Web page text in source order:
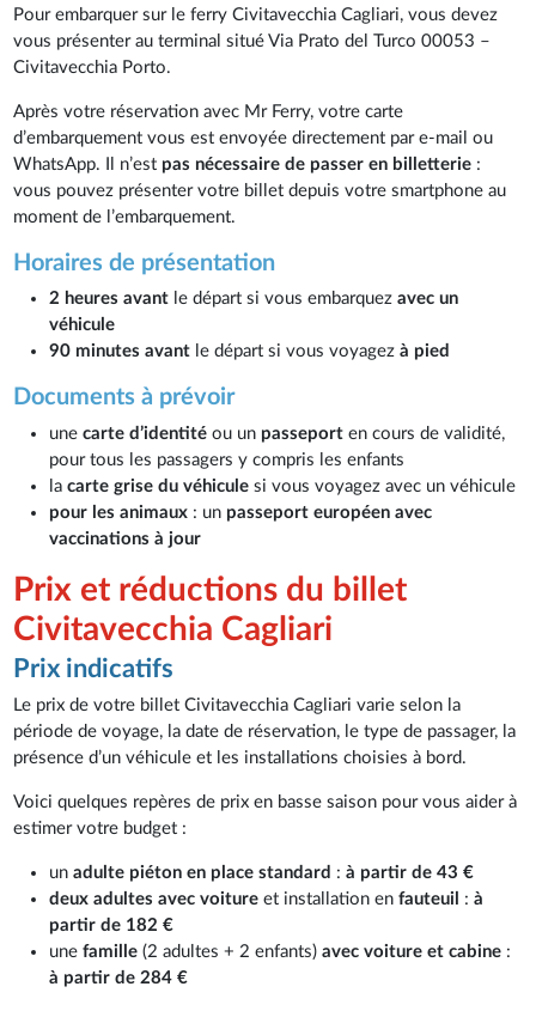
Pour embarquer sur le ferry Civitavecchia Cagliari, vous devez
vous présenter au terminal situé Via Prato del Turco 00053 –
Civitavecchia Porto.
Après votre réservation avec Mr Ferry, votre carte
d’embarquement vous est envoyée directement par e-mail ou
WhatsApp. Il n’est pas nécessaire de passer en billetterie :
vous pouvez présenter votre billet depuis votre smartphone au
moment de l’embarquement.
Horaires de présentation
2 heures avant le départ si vous embarquezavec un
véhicule
90 minutes avant le départ si vous voyagezà pied
Documents à prévoir
unecarte d’identité ou un passeport en cours de validité,
pour tous les passagers y compris les enfants
lacarte grise du véhicule si vous voyagez avec un véhicule
pour les animaux : un passeport européen avec
vaccinations à jour
Prix et réductions du billet
Civitavecchia Cagliari
Prix indicatifs
Le prix de votre billet Civitavecchia Cagliari varie selon la
période de voyage, la date de réservation, le type de passager, la
présence d’un véhicule et les installations choisies à bord.
Voici quelques repères de prix en basse saison pour vous aider à
estimer votre budget :
unadulte piéton en place standard :à partir de 43 €
deux adultes avec voiture et installation enfauteuil :à
partir de 182 €
unefamille (2 adultes + 2 enfants)avec voiture et cabine :
à partir de 284 €